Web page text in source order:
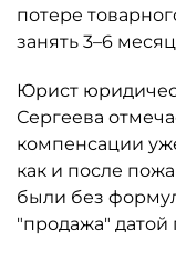
потере
занять 3–6
Юрист
Сергеева
компенсации
как и после
были без
"продажа" датой